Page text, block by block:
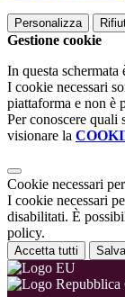
Personalizza
Gestione cookie
In questa
I cookie necessari
piattaforma e non è
Per conoscere quali
visionare la
Cookie necessari
I cookie necessari
disabilitati. È
policy.
Accetta tutti